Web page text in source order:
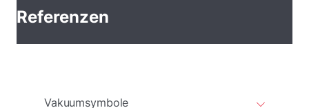
Referenzen
Vakuumsymbole